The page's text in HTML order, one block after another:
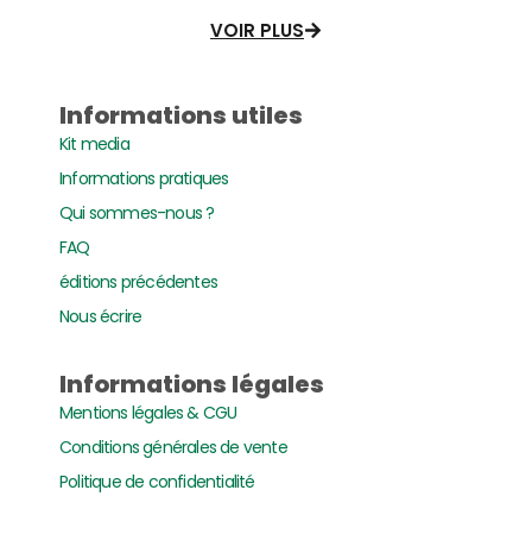
VOIR PLUS
Informations utiles
Kit media
Informations pratiques
Qui sommes-nous ?
FAQ
éditions précédentes
Nous écrire
Informations légales
Mentions légales & CGU
Conditions générales de vente
Politique de confidentialité